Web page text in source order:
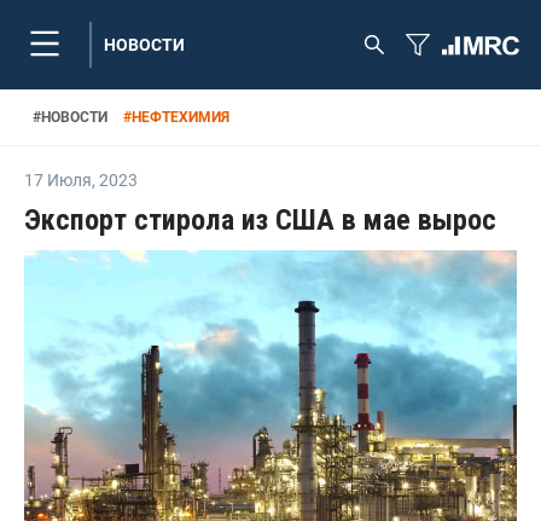
НОВОСТИ
#НОВОСТИ #НЕФТЕХИМИЯ
17 Июля, 2023
Экспорт стирола из США в мае вырос